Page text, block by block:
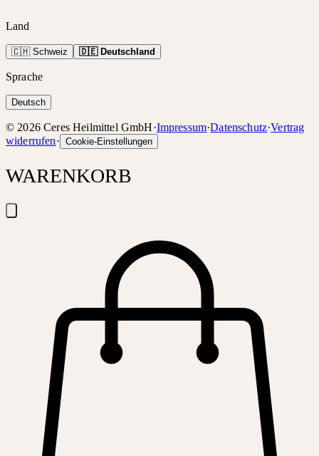
Land
🇨🇭 Schweiz 🇩🇪 Deutschland
Sprache
Deutsch
© 2026 Ceres Heilmittel GmbH·Impressum·Datenschutz·Vertrag
widerrufen· Cookie-Einstellungen
WARENKORB